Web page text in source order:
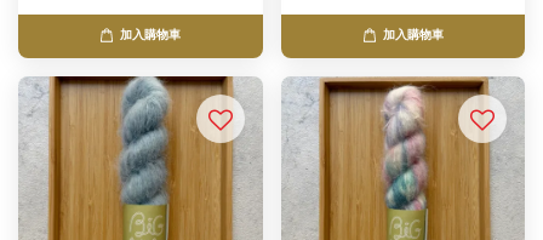
加入購物車 加入購物車